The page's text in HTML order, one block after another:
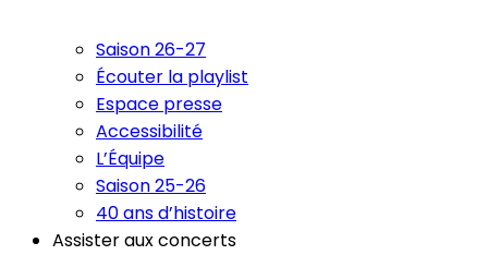
Saison 26-27
Écouter la playlist
Espace presse
Accessibilité
L’Équipe
Saison 25-26
40 ans d’histoire
Assister aux concerts